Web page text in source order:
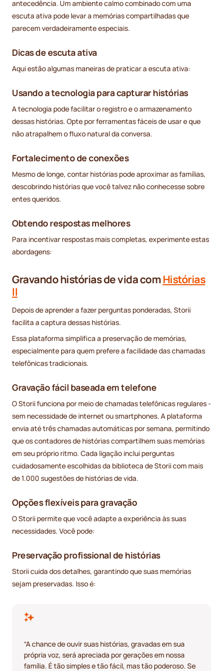
antecedência. Um ambiente calmo combinado com uma
escuta ativa pode levar a memórias compartilhadas que
parecem verdadeiramente especiais.
Dicas de escuta ativa
Aqui estão algumas maneiras de praticar a escuta ativa:
Usando a tecnologia para capturar histórias
A tecnologia pode facilitar o registro e o armazenamento
dessas histórias. Opte por ferramentas fáceis de usar e que
não atrapalhem o fluxo natural da conversa.
Fortalecimento de conexões
Mesmo de longe, contar histórias pode aproximar as famílias,
descobrindo histórias que você talvez não conhecesse sobre
entes queridos.
Obtendo respostas melhores
Para incentivar respostas mais completas, experimente estas
abordagens:
Gravando histórias de vida comHistórias
II
Depois de aprender a fazer perguntas ponderadas, Storii
facilita a captura dessas histórias.
Essa plataforma simplifica a preservação de memórias,
especialmente para quem prefere a facilidade das chamadas
telefônicas tradicionais.
Gravação fácil baseada em telefone
O Storii funciona por meio de chamadas telefônicas regulares -
sem necessidade de internet ou smartphones. A plataforma
envia até três chamadas automáticas por semana, permitindo
que os contadores de histórias compartilhem suas memórias
em seu próprio ritmo. Cada ligação inclui perguntas
cuidadosamente escolhidas da biblioteca de Storii com mais
de 1.000 sugestões de histórias de vida.
Opções flexíveis para gravação
O Storii permite que você adapte a experiência às suas
necessidades. Você pode:
Preservação profissional de histórias
Storii cuida dos detalhes, garantindo que suas memórias
sejam preservadas. Isso é:
“A chance de ouvir suas histórias, gravadas em sua
própria voz, será apreciada por gerações em nossa
família. É tão simples e tão fácil, mas tão poderoso. Se